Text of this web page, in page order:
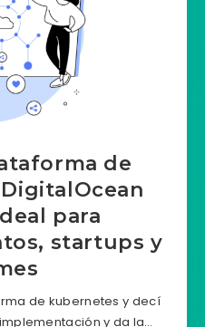
de
para
startups y
de kubernetes y decí
y da la…